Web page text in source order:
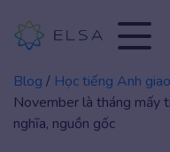
Blog / Học tiếng Anh
November là tháng mấy
nghĩa, nguồn gốc